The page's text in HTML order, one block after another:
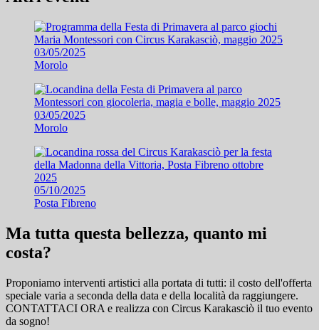
03/05/2025
Morolo
03/05/2025
Morolo
05/10/2025
Posta Fibreno
Ma tutta questa bellezza, quanto mi
costa?
Proponiamo interventi artistici alla portata di tutti: il costo dell'offerta
speciale varia a seconda della data e della località da raggiungere.
CONTATTACI ORA e realizza con Circus Karakasciò il tuo evento
da sogno!